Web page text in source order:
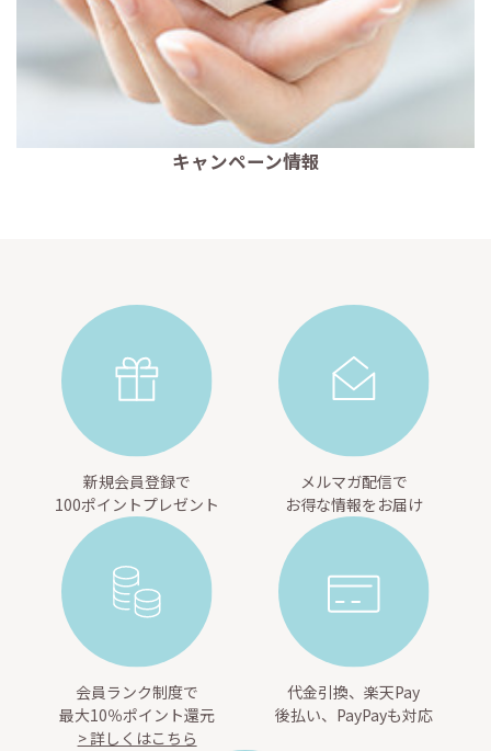
キャンペーン情報
新規会員登録で
100ポイントプレゼント
メルマガ配信で
お得な情報をお届け
会員ランク制度で
最大10％ポイント還元
> 詳しくはこちら
代金引換、楽天Pay
後払い、PayPayも対応